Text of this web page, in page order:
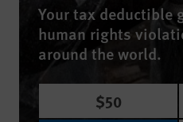
Your tax deductible
human rights
around the world.
$50